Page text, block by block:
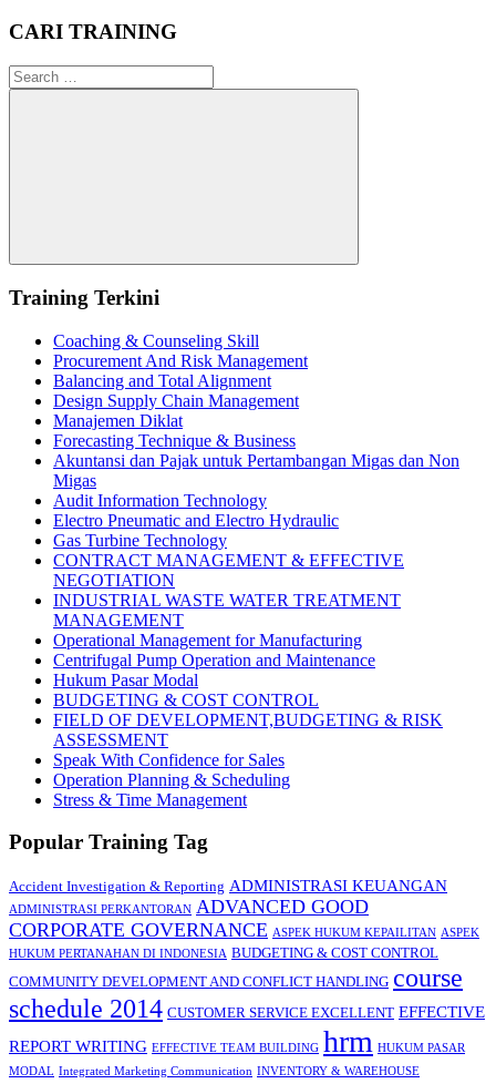
CARI TRAINING
Search
for:
Search
Training Terkini
Coaching & Counseling Skill
Procurement And Risk Management
Balancing and Total Alignment
Design Supply Chain Management
Manajemen Diklat
Forecasting Technique & Business
Akuntansi dan Pajak untuk Pertambangan Migas dan Non
Migas
Audit Information Technology
Electro Pneumatic and Electro Hydraulic
Gas Turbine Technology
CONTRACT MANAGEMENT & EFFECTIVE
NEGOTIATION
INDUSTRIAL WASTE WATER TREATMENT
MANAGEMENT
Operational Management for Manufacturing
Centrifugal Pump Operation and Maintenance
Hukum Pasar Modal
BUDGETING & COST CONTROL
FIELD OF DEVELOPMENT,BUDGETING & RISK
ASSESSMENT
Speak With Confidence for Sales
Operation Planning & Scheduling
Stress & Time Management
Popular Training Tag
Accident Investigation & Reporting ADMINISTRASI KEUANGAN
ADMINISTRASI PERKANTORAN ADVANCED GOOD
CORPORATE GOVERNANCE ASPEK HUKUM KEPAILITAN ASPEK
HUKUM PERTANAHAN DI INDONESIA BUDGETING & COST CONTROL
COMMUNITY DEVELOPMENT AND CONFLICT HANDLING course
schedule 2014 CUSTOMER SERVICE EXCELLENT EFFECTIVE
REPORT WRITING EFFECTIVE TEAM BUILDING hrm HUKUM PASAR
MODAL Integrated Marketing Communication INVENTORY & WAREHOUSE